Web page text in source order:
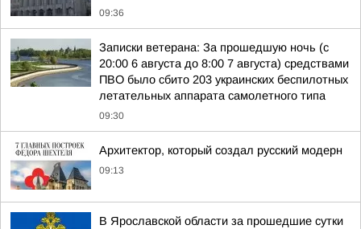
09:36
Записки ветерана: За прошедшую ночь (с
20:00 6 августа до 8:00 7 августа) средствами
ПВО было сбито 203 украинских беспилотных
летательных аппарата самолетного типа
09:30
Архитектор, который создал русский модерн
09:13
В Ярославской области за прошедшие сутки